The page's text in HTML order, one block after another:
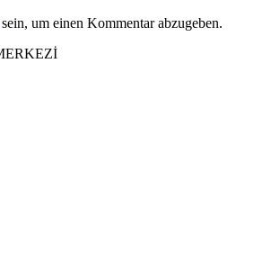
sein, um einen Kommentar abzugeben.